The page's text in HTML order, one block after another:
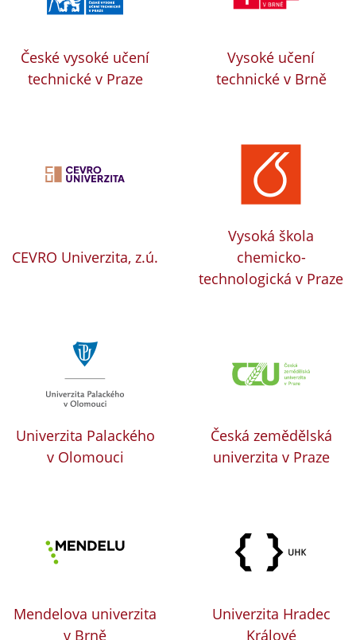
České vysoké učení
technické v Praze
Vysoké učení
technické v Brně
CEVRO Univerzita, z.ú.
Vysoká škola
chemicko-
technologická v Praze
Univerzita Palackého
v Olomouci
Česká zemědělská
univerzita v Praze
Mendelova univerzita
v Brně
Univerzita Hradec
Králové